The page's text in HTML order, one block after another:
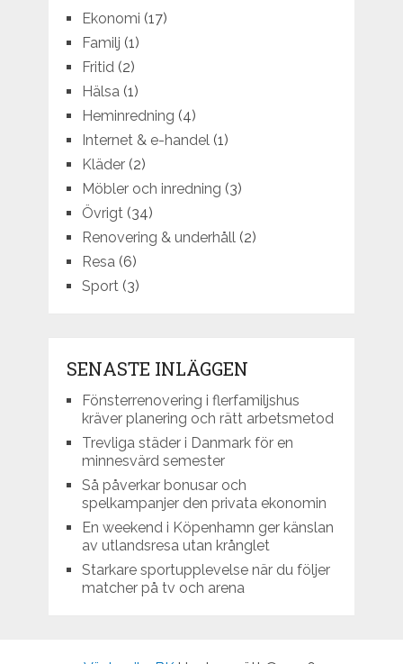
Ekonomi (17)
Familj (1)
Fritid(2)
Hälsa(1)
Heminredning (4)
Internet & e-handel(1)
Kläder(2)
Möbler och inredning (3)
Övrigt(34)
Renovering & underhåll(2)
Resa(6)
Sport(3)
SENASTE INLÄGGEN
Fönsterrenovering i flerfamiljshus
kräver planering och rätt arbetsmetod
Trevliga städer i Danmark för en
minnesvärd semester
Så påverkar bonusar och
spelkampanjer den privata ekonomin
En weekend i Köpenhamn ger känslan
av utlandsresa utan krånglet
Starkare sportupplevelse när du följer
matcher på tv och arena